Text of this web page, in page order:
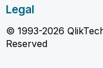
Legal
© 1993-2026
Reserved